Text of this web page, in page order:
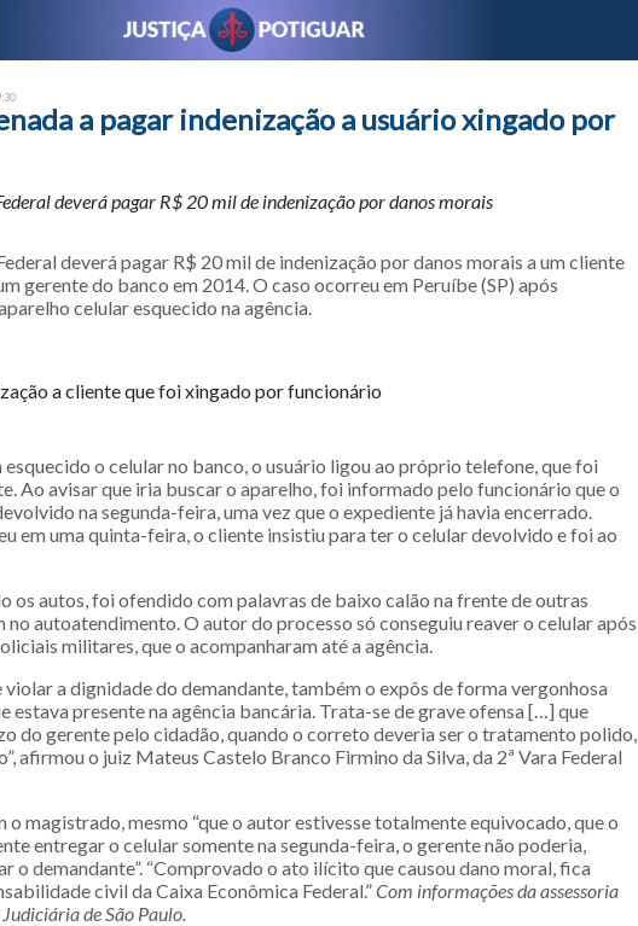
a pagar indenização a usuário xingado por
deverá pagar R$ 20 mil de indenização por danos morais
deverá pagar R$ 20 mil de indenização por danos morais a um cliente
gerente do banco em 2014. O caso ocorreu em Peruíbe (SP) após
celular esquecido na agência.
a cliente que foi xingado por funcionário
o celular no banco, o usuário ligou ao próprio telefone, que foi
Ao avisar que iria buscar o aparelho, foi informado pelo funcionário que o
na segunda-feira, uma vez que o expediente já havia encerrado.
em uma quinta-feira, o cliente insistiu para ter o celular devolvido e foi ao
os autos, foi ofendido com palavras de baixo calão na frente de outras
no autoatendimento. O autor do processo só conseguiu reaver o celular após
militares, que o acompanharam até a agência.
violar a dignidade do demandante, também o expôs de forma vergonhosa
estava presente na agência bancária. Trata-se de grave ofensa […] que
do gerente pelo cidadão, quando o correto deveria ser o tratamento polido,
afirmou o juiz Mateus Castelo Branco Firmino da Silva, da 2ª Vara Federal
o magistrado, mesmo “que o autor estivesse totalmente equivocado, que o
entregar o celular somente na segunda-feira, o gerente não poderia,
o demandante”. “Comprovado o ato ilícito que causou dano moral, fica
civil da Caixa Econômica Federal.”Com informações da assessoria
de São Paulo.